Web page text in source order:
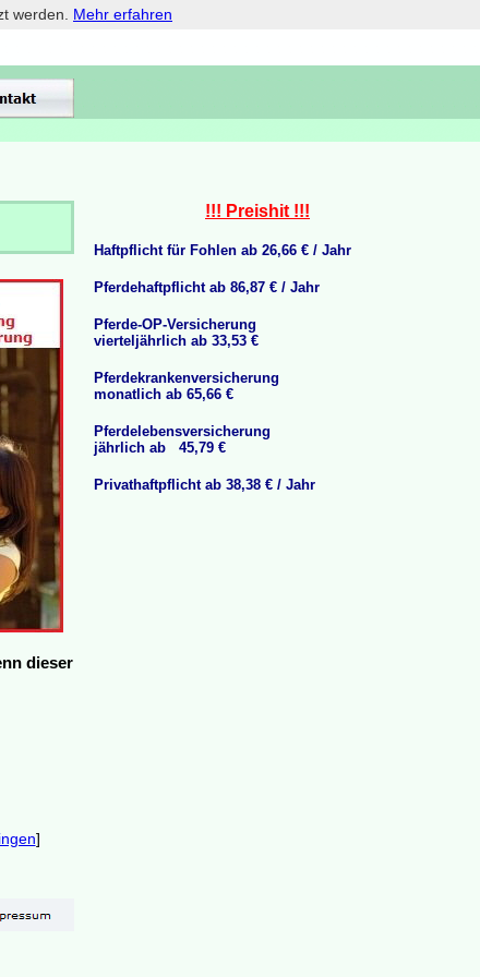
werden. Mehr erfahren
dieser
!!! Preishit !!!
Haftpflicht für Fohlen ab 26,66 € / Jahr
Pferdehaftpflicht ab 86,87 € / Jahr
Pferde-OP-Versicherung
vierteljährlich ab 33,53 €
Pferdekrankenversicherung
monatlich ab 65,66 €
Pferdelebensversicherung
jährlich ab 45,79 €
Privathaftpflicht ab 38,38 € / Jahr
]